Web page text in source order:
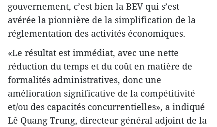
gouvernement, c’est bien la BEV qui s’est
avérée la pionnière de la simplification de la
réglementation des activités économiques.
«Le résultat est immédiat, avec une nette
réduction du temps et du coût en matière de
formalités administratives, donc une
amélioration significative de la compétitivité
et/ou des capacités concurrentielles», a indiqué
Lê Quang Trung, directeur général adjoint de la